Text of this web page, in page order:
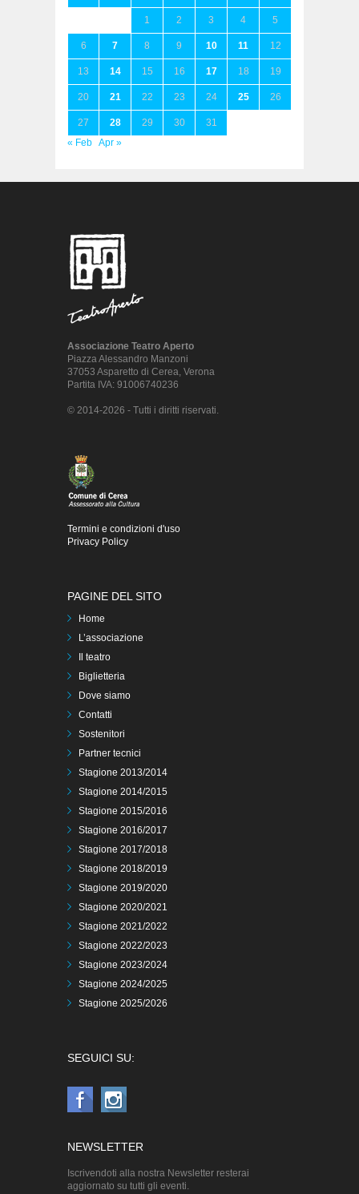
1 2 3 4 5
6 7 8 9 10 11 12
13 14 15 16 17 18 19
20 21 22 23 24 25 26
27 28 29 30
31
« Feb Apr »
Associazione Teatro Aperto
Piazza Alessandro Manzoni
37053 Asparetto di Cerea, Verona
Partita IVA: 91006740236
© 2014-2026 - Tutti i diritti riservati.
Termini e condizioni d'uso
Privacy Policy
PAGINE DEL SITO
Home
L’associazione
Il teatro
Biglietteria
Dove siamo
Contatti
Sostenitori
Partner tecnici
Stagione 2013/2014
Stagione 2014/2015
Stagione 2015/2016
Stagione 2016/2017
Stagione 2017/2018
Stagione 2018/2019
Stagione 2019/2020
Stagione 2020/2021
Stagione 2021/2022
Stagione 2022/2023
Stagione 2023/2024
Stagione 2024/2025
Stagione 2025/2026
SEGUICI SU:
NEWSLETTER
Iscrivendoti alla nostra Newsletter resterai
aggiornato su tutti gli eventi.